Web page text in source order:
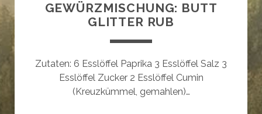
GEWÜRZMISCHUNG: BUTT
GLITTER RUB
Zutaten: 6 Esslöffel Paprika 3 Esslöffel Salz 3
Esslöffel Zucker 2 Esslöffel Cumin
(Kreuzkümmel, gemahlen)…